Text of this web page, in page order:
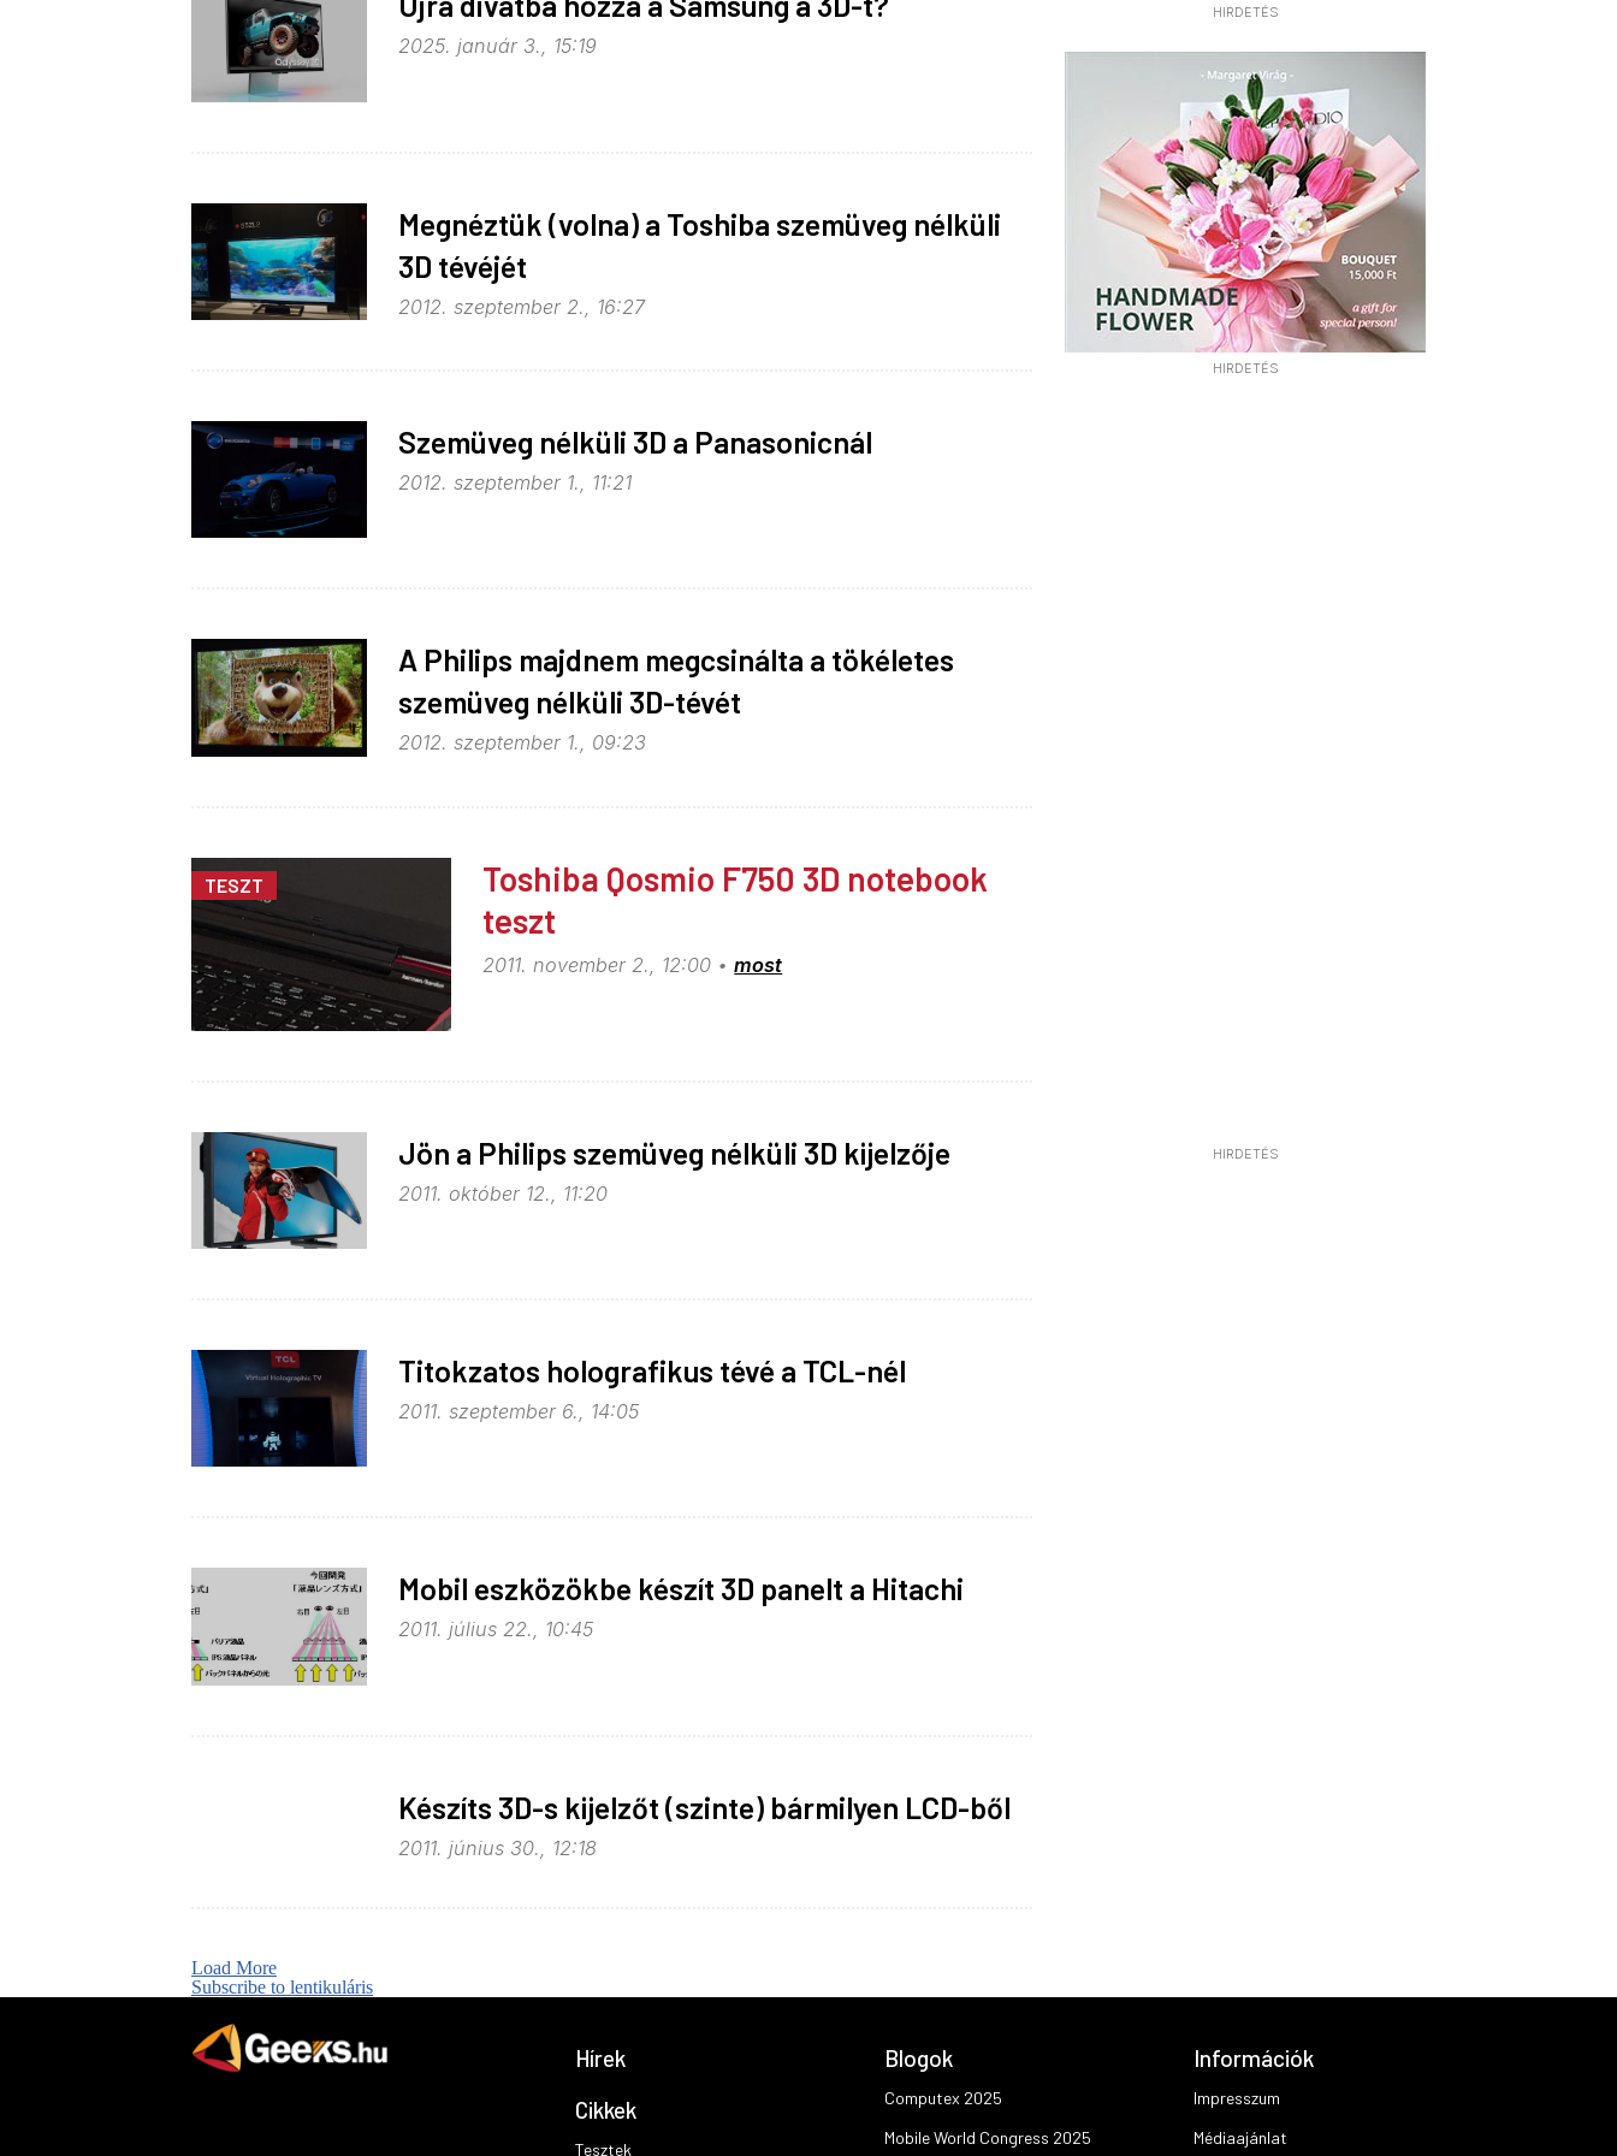
HIRDETÉS
HIRDETÉS
HIRDETÉS
2025. január 3., 15:19
Megnéztük (volna) a Toshiba szemüveg nélküli
3D tévéjét
2012. szeptember 2., 16:27
Szemüveg nélküli 3D a Panasonicnál
2012. szeptember 1., 11:21
A Philips majdnem megcsinálta a tökéletes
szemüveg nélküli 3D-tévét
2012. szeptember 1., 09:23
TESZT
Toshiba Qosmio F750 3D notebook
teszt
2011. november 2., 12:00 most
Jön a Philips szemüveg nélküli 3D kijelzője
2011. október 12., 11:20
Titokzatos holografikus tévé a TCL-nél
2011. szeptember 6., 14:05
Mobil eszközökbe készít 3D panelt a Hitachi
2011. július 22., 10:45
Készíts 3D-s kijelzőt (szinte) bármilyen LCD-ből
2011. június 30., 12:18
Load More
Subscribe to lentikuláris
Hírek
Cikkek
Tesztek
Blogok
Computex 2025
Mobile World Congress 2025
Információk
Impresszum
Médiaajánlat